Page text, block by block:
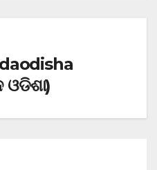
ଓଡିଶା)